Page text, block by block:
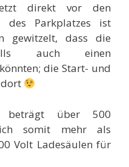
direkt vor den
des Parkplatzes ist
gewitzelt, dass die
auch einen
die Start- und
dort
beträgt über 500
somit mehr als
Volt Ladesäulen für